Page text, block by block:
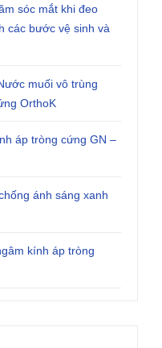
sóc mắt khi đeo
các bước vệ sinh và
muối vô trùng
OrthoK
áp tròng cứng GN –
ánh sáng xanh
kính áp tròng